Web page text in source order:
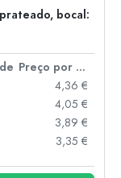
bocal:
Preço por peça
4,36 €
4,05 €
3,89 €
3,35 €